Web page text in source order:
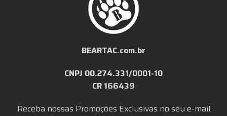
BEARTAC.com.br
CNPJ 00.274.331/0001-10
CR 166439
Receba nossas Promoções Exclusivas no seu e-mail